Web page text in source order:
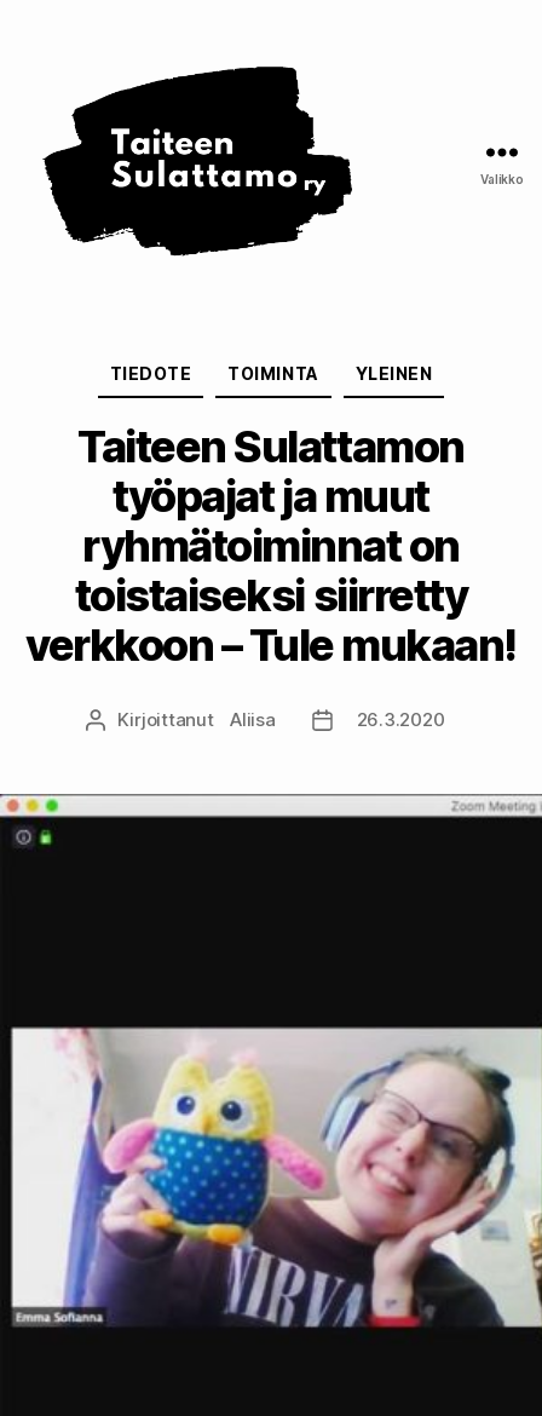
Valikko
TIEDOTE TOIMINTA YLEINEN
Taiteen Sulattamon
työpajat ja muut
ryhmätoiminnat on
toistaiseksi siirretty
verkkoon – Tule mukaan!
Kirjoittaja
Kirjoittanut Aliisa Julkaisupäivämäärä
26.3.2020